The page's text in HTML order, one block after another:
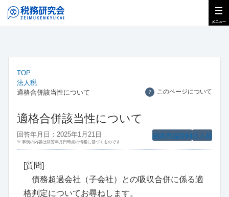
TOP
法人税
適格合併該当性について
？ このページについて
適格合併該当性について
法人税
組織再編税制
回答年月日：2025年1月21日
※ 事例の内容は回答年月日時点の情報に基づくものです
[質問]
債務超過会社（子会社）との吸収合併に係る適
格判定についてお尋ねします。